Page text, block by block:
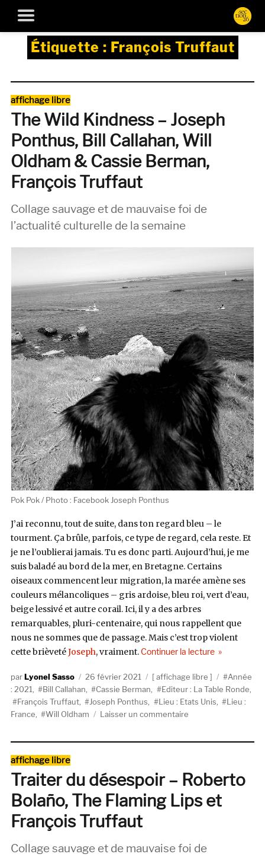
Étiquette : François Truffaut
Catégories
affichage libre
The Wild Kindness – Joseph
Ponthus, Bill Callahan, Will
Oldham & Cassie Berman,
François Truffaut
Collage sauvage et de mauvaise foi de
l’actualité culturelle de la semaine
Pok Pok / Photo : Facebook Joseph Ponthus
J’ai reconnu, tout de suite, dans ton regard bleu – le
tourment. Ça brûle, parfois, ce type de regard, cela reste. Et
je ne l’oublierai jamais. Tu es donc parti. Aujourd’hui, je me
suis baladé au bord de la mer, en Bretagne. Certains
oiseaux commencent leur migration, la marée amène ses
couleurs mélancoliques – gris ardoise, bleu roi, vert d’eau,
beige lessivé et autre corail. Ici, il y a des arbres
remarquables, pluri-centenaire, qui nous rappellent que
nous ne sommes que de passage. Mais c’est trop violent
cette brièvetéJoseph, vraiment. Continuer la lecturede « The
AuteurLyonel Sasso
Publié
le
26 février 2021 Catégories
affichage libre Étiquettes
Année
: 2021
Bill Callahan Cassie Berman Editeur : La Table Ronde
François Truffaut
Joseph Ponthus Lieu : Etats Unis
Lieu :
France
Will Oldham Laisser un commentaire
Joseph
Ponthus,
Bill
&
Catégories
affichage libre
Traiter du désespoir – Roberto
Bolaño, The Flaming Lips et
François Truffaut
Collage sauvage et de mauvaise foi de